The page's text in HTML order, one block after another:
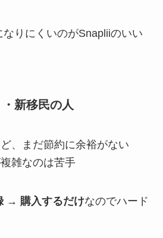
なりにくいのがSnapliiのいい
新移民の人
、まだ節約に余裕がない
雑なのは苦手
→ 購入するだけなのでハード